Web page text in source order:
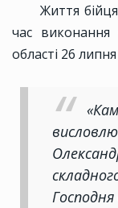
Життя
час виконання
області 26